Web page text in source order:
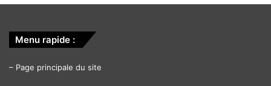
Menu rapide :
– Page principale du site